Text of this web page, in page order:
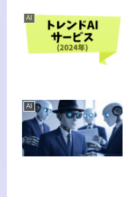
AI
AI